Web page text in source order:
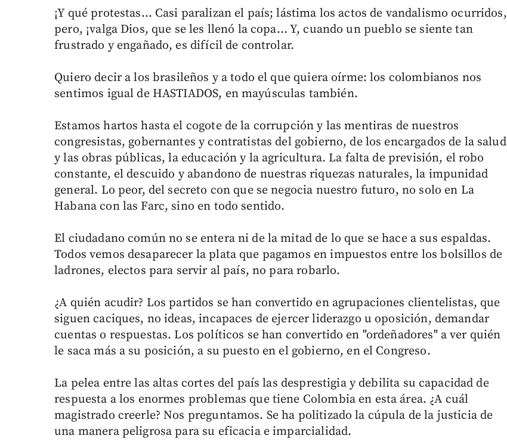
¡Y qué protestas… Casi paralizan el país; lástima los actos de vandalismo ocurridos,
pero, ¡valga Dios, que se les llenó la copa… Y, cuando un pueblo se siente tan
frustrado y engañado, es difícil de controlar.
Quiero decir a los brasileños y a todo el que quiera oírme: los colombianos nos
sentimos igual de HASTIADOS, en mayúsculas también.
Estamos hartos hasta el cogote de la corrupción y las mentiras de nuestros
congresistas, gobernantes y contratistas del gobierno, de los encargados de la salud
y las obras públicas, la educación y la agricultura. La falta de previsión, el robo
constante, el descuido y abandono de nuestras riquezas naturales, la impunidad
general. Lo peor, del secreto con que se negocia nuestro futuro, no solo en La
Habana con las Farc, sino en todo sentido.
El ciudadano común no se entera ni de la mitad de lo que se hace a sus espaldas.
Todos vemos desaparecer la plata que pagamos en impuestos entre los bolsillos de
ladrones, electos para servir al país, no para robarlo.
¿A quién acudir? Los partidos se han convertido en agrupaciones clientelistas, que
siguen caciques, no ideas, incapaces de ejercer liderazgo u oposición, demandar
cuentas o respuestas. Los políticos se han convertido en "ordeñadores" a ver quién
le saca más a su posición, a su puesto en el gobierno, en el Congreso.
La pelea entre las altas cortes del país las desprestigia y debilita su capacidad de
respuesta a los enormes problemas que tiene Colombia en esta área. ¿A cuál
magistrado creerle? Nos preguntamos. Se ha politizado la cúpula de la justicia de
una manera peligrosa para su eficacia e imparcialidad.